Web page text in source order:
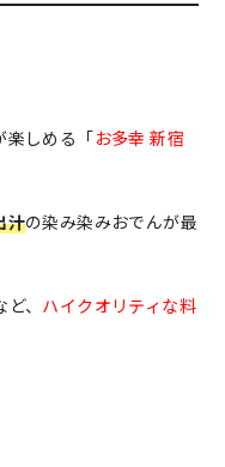
楽しめる「お多幸 新宿
汁の染み染みおでんが最
、 ハイクオリティな料